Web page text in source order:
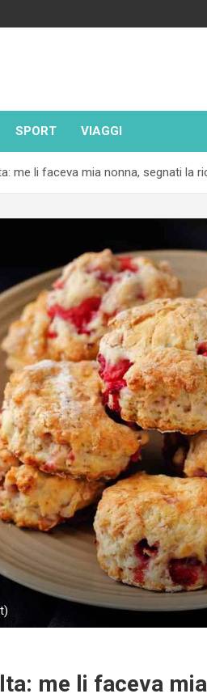
SPORT VIAGGI
me li faceva mia nonna, segnati la
me li faceva